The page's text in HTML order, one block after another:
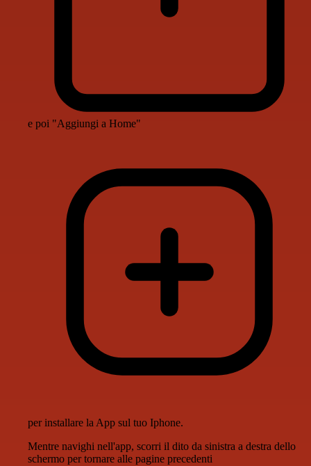
e poi "Aggiungi a Home"
per installare la App sul tuo Iphone.
Mentre navighi nell'app, scorri il dito da sinistra a destra dello
schermo per tornare alle pagine precedenti